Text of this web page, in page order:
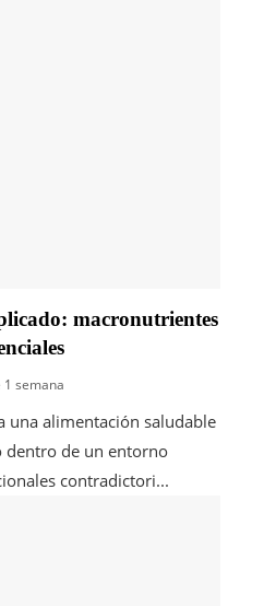
macronutrientes
1 semana
una alimentación saludable
dentro de un entorno
contradictori...